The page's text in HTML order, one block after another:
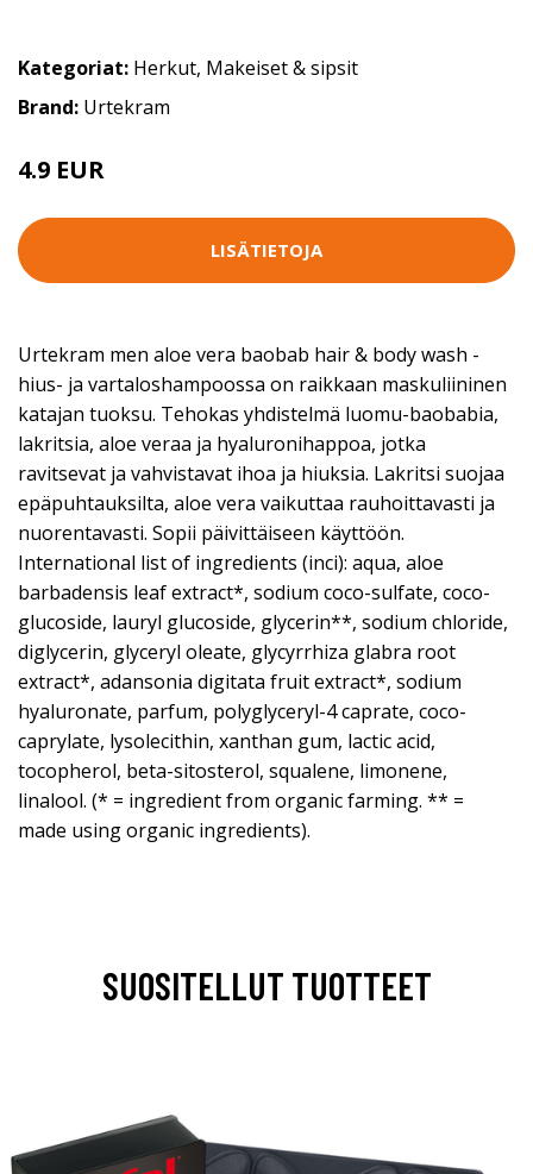
Kategoriat: Herkut, Makeiset & sipsit
Brand: Urtekram
4.9 EUR
LISÄTIETOJA
Urtekram men aloe vera baobab hair & body wash -
hius- ja vartaloshampoossa on raikkaan maskuliininen
katajan tuoksu. Tehokas yhdistelmä luomu-baobabia,
lakritsia, aloe veraa ja hyaluronihappoa, jotka
ravitsevat ja vahvistavat ihoa ja hiuksia. Lakritsi suojaa
epäpuhtauksilta, aloe vera vaikuttaa rauhoittavasti ja
nuorentavasti. Sopii päivittäiseen käyttöön.
International list of ingredients (inci): aqua, aloe
barbadensis leaf extract*, sodium coco-sulfate, coco-
glucoside, lauryl glucoside, glycerin**, sodium chloride,
diglycerin, glyceryl oleate, glycyrrhiza glabra root
extract*, adansonia digitata fruit extract*, sodium
hyaluronate, parfum, polyglyceryl-4 caprate, coco-
caprylate, lysolecithin, xanthan gum, lactic acid,
tocopherol, beta-sitosterol, squalene, limonene,
linalool. (* = ingredient from organic farming. ** =
made using organic ingredients).
SUOSITELLUT TUOTTEET